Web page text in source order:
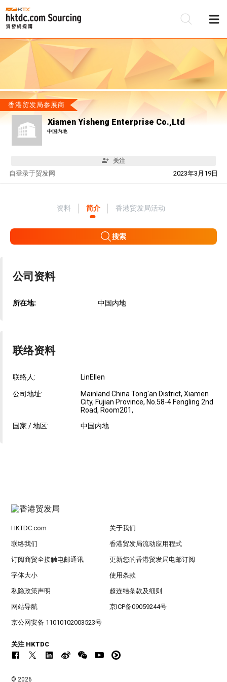
香港贸发局参展商
Xiamen Yisheng Enterprise Co.,Ltd
中国内地
关注
自 2023年3月19日
登录于贸发网
资料 简介 香港贸发局活动
搜索
公司资料
所在地: 中国内地
联络资料
联络人: LinEllen
公司地址:
Mainland China Tong'an District, Xiamen
City, Fujian Province, No.58-4 Fengling 2nd
Road, Room201,
国家 / 地区:
中国内地
HKTDC.com 关于我们
联络我们 香港贸发局流动应用程式
订阅商贸全接触电邮通讯 更新您的香港贸发局电邮订阅
字体大小 使用条款
私隐政策声明 超连结条款及细则
网站导航 京ICP备09059244号
京公网安备 11010102003523号
关注 HKTDC
© 2026